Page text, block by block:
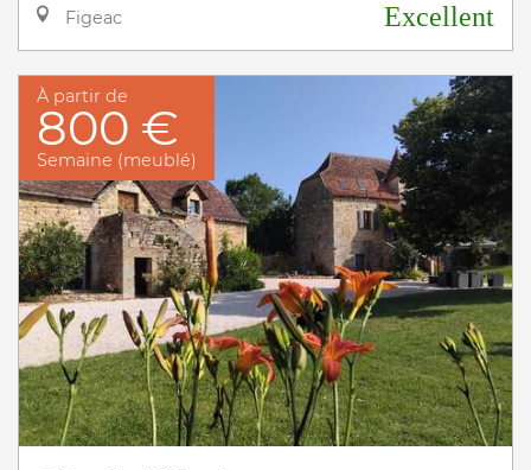
Figeac
Excellent
À partir de
800 €
Semaine (meublé)